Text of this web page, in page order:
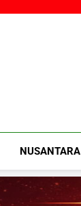
NUSANTARA